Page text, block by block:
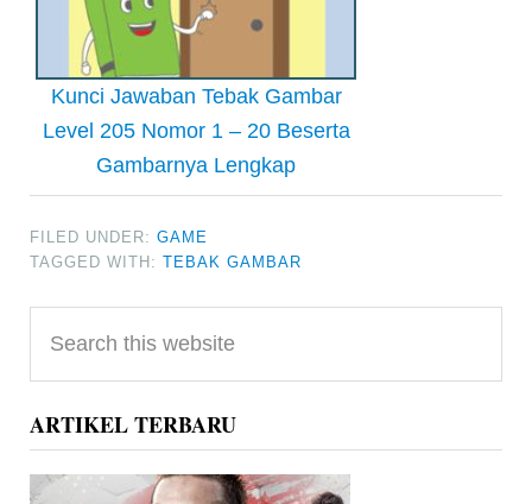
Kunci Jawaban Tebak Gambar
Level 205 Nomor 1 – 20 Beserta
Gambarnya Lengkap
FILED UNDER:GAME
TAGGED WITH:TEBAK GAMBAR
Primary
Sidebar
this
website
ARTIKEL TERBARU